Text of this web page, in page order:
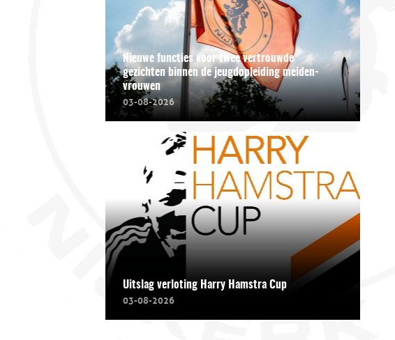
Nieuwe functies voor twee vertrouwde
gezichten binnen de jeugdopleiding meiden-
vrouwen
03-08-2026
Uitslag verloting Harry Hamstra Cup
03-08-2026